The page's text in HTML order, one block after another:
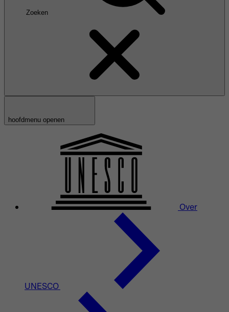
Zoeken
hoofdmenu openen
Over
UNESCO